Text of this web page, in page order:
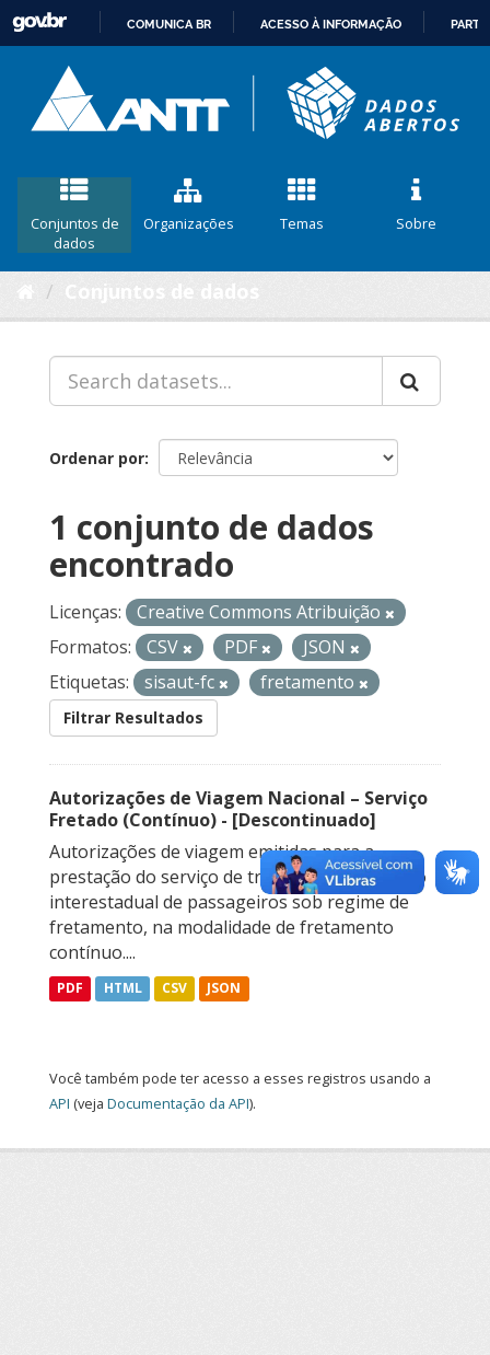
CONTEÚDO
COMUNICA BR ACESSO À INFORMAÇÃO
Conjuntos de
dados
Organizações Temas Sobre
Ordenar por
1 conjunto de dados
encontrado
Licenças:
Creative Commons Atribuição
Formatos:
CSV PDF
JSON
Etiquetas:
sisaut-fc fretamento
Filtrar Resultados
Autorizações de Viagem Nacional – Serviço
Fretado (Contínuo) - [Descontinuado]
Autorizações de viagem emitidas para a
prestação do serviço de transporte rodoviário
interestadual de passageiros sob regime de
fretamento, na modalidade de fretamento
contínuo....
PDF HTML CSV JSON
Você também pode ter acesso a esses registros usando a
API (veja Documentação da API).